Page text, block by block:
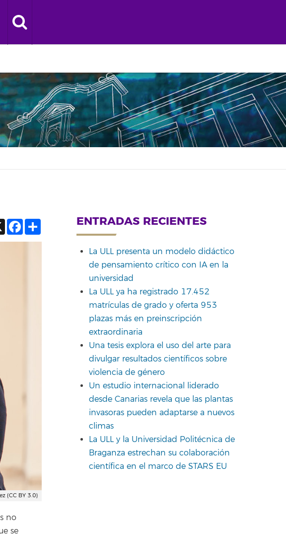
Compartir
Facebook
X
(CC BY 3.0)
no
se
ENTRADAS RECIENTES
La ULL presenta un modelo didáctico
de pensamiento crítico con IA en la
universidad
La ULL ya ha registrado 17.452
matrículas de grado y oferta 953
plazas más en preinscripción
extraordinaria
Una tesis explora el uso del arte para
divulgar resultados científicos sobre
violencia de género
Un estudio internacional liderado
desde Canarias revela que las plantas
invasoras pueden adaptarse a nuevos
climas
La ULL y la Universidad Politécnica de
Braganza estrechan su colaboración
científica en el marco de STARS EU